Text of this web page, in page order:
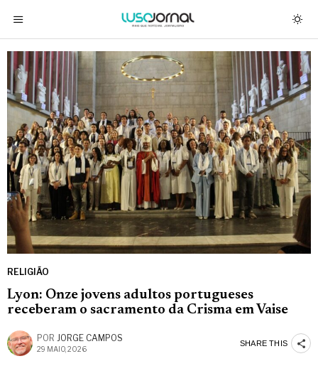
RELIGIÃO
Lyon: Onze jovens adultos portugueses
receberam o sacramento da Crisma em Vaise
POR JORGE CAMPOS
29 MAIO, 2026
SHARE THIS